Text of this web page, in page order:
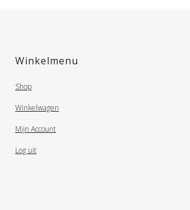
Winkelmenu
Shop
Winkelwagen
Mijn Account
Log uit